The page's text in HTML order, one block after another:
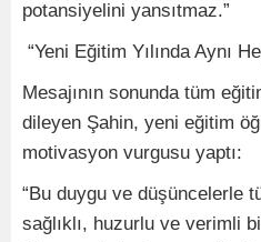
potansiyelini yansıtmaz.”
“Yeni Eğitim Yılında Aynı
Mesajının sonunda tüm
dileyen Şahin, yeni eğitim
motivasyon vurgusu yaptı:
“Bu duygu ve düşüncelerle
sağlıklı, huzurlu ve verimli